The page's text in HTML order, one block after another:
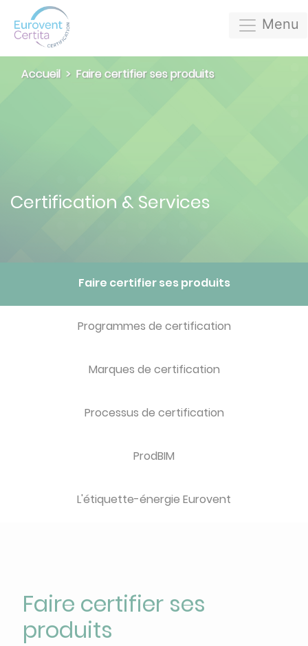
Menu
Accueil Faire certifier ses produits
Certification & Services
Faire certifier ses produits
Programmes de certification
Marques de certification
Processus de certification
ProdBIM
L'étiquette-énergie Eurovent
Faire certifier ses
produits